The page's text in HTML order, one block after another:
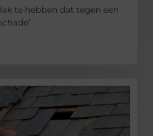
te hebben dat tegen een